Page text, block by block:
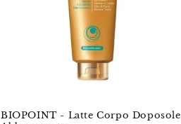
BIOPOINT - Latte Corpo Doposole